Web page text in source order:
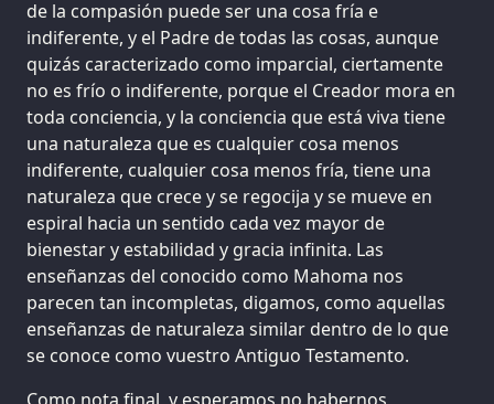
de la compasión puede ser una cosa fría e
indiferente, y el Padre de todas las cosas, aunque
quizás caracterizado como imparcial, ciertamente
no es frío o indiferente, porque el Creador mora en
toda conciencia, y la conciencia que está viva tiene
una naturaleza que es cualquier cosa menos
indiferente, cualquier cosa menos fría, tiene una
naturaleza que crece y se regocija y se mueve en
espiral hacia un sentido cada vez mayor de
bienestar y estabilidad y gracia infinita. Las
enseñanzas del conocido como Mahoma nos
parecen tan incompletas, digamos, como aquellas
enseñanzas de naturaleza similar dentro de lo que
se conoce como vuestro Antiguo Testamento.